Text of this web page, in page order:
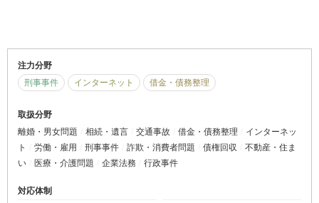
注力分野
刑事事件
インターネット 借金・債務整理
取扱分野
離婚・男女問題
相続・遺言 交通事故 借金・債務整理
インターネッ
ト
労働・雇用 刑事事件 詐欺・消費者問題 債権回収
不動産・住ま
い
医療・介護問題 企業法務 行政事件
対応体制